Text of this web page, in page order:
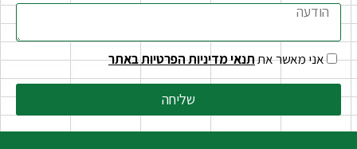
אני מאשר אתתנאי מדיניות הפרטיות באתר
שליחה